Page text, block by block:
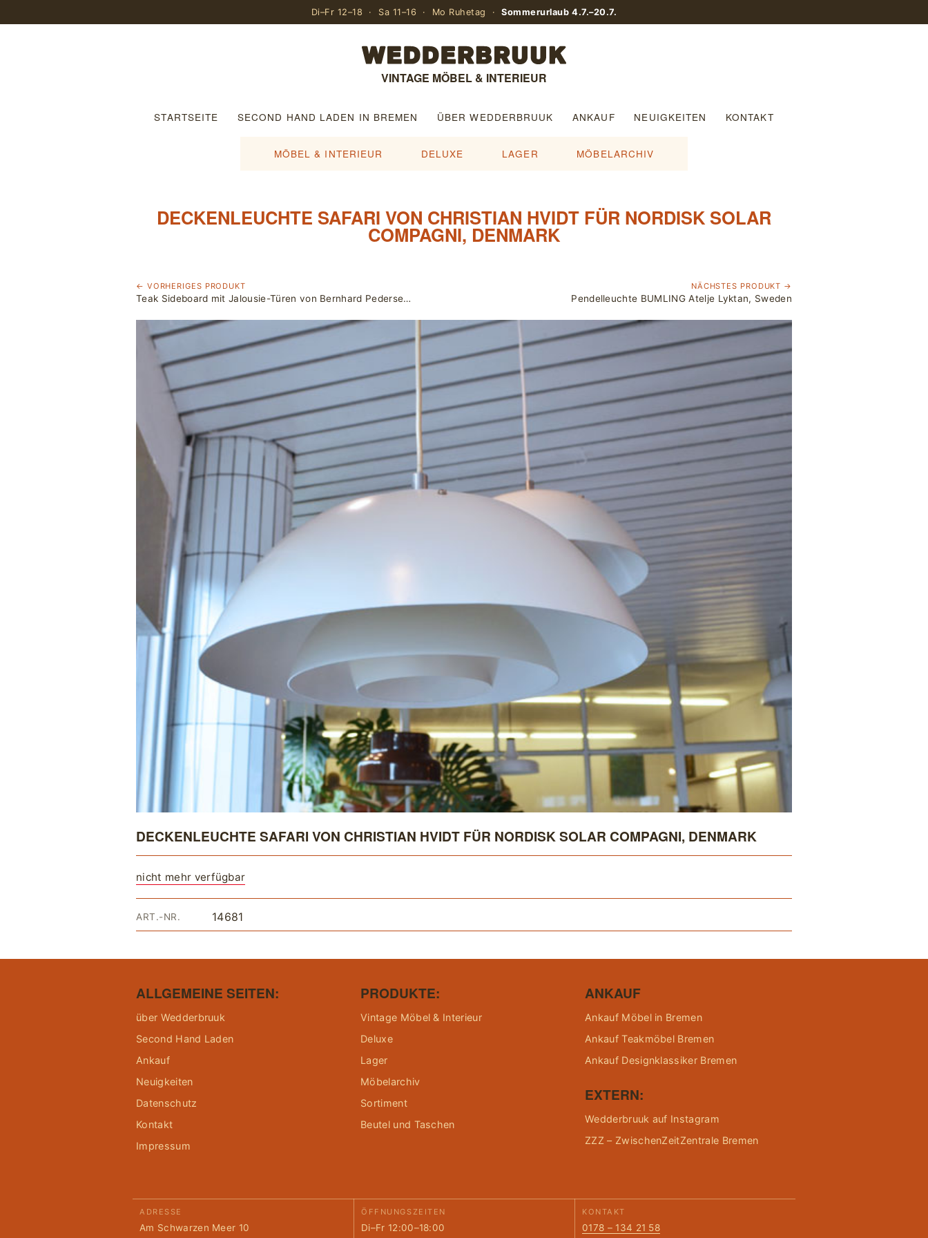
Di–Fr 12–18 · Sa 11–16 · Mo Ruhetag ·Sommerurlaub 4.7.–20.7.
VINTAGE MÖBEL & INTERIEUR
STARTSEITE SECOND HAND LADEN IN BREMEN ÜBER WEDDERBRUUK ANKAUF NEUIGKEITEN KONTAKT
MÖBEL & INTERIEUR DELUXE LAGER MÖBELARCHIV
DECKENLEUCHTE SAFARI VON CHRISTIAN HVIDT FÜR NORDISK SOLAR
COMPAGNI, DENMARK
← VORHERIGES PRODUKT
Teak Sideboard mit Jalousie-Türen von Bernhard Pedersen & Søn / Länge 210 cm
NÄCHSTES PRODUKT →
Pendelleuchte BUMLING Atelje Lyktan, Sweden
DECKENLEUCHTE SAFARI VON CHRISTIAN HVIDT FÜR NORDISK SOLAR COMPAGNI, DENMARK
nicht mehr verfügbar
ART.-NR. 14681
ALLGEMEINE SEITEN:
über Wedderbruuk
Second Hand Laden
Ankauf
Neuigkeiten
Datenschutz
Kontakt
Impressum
PRODUKTE:
Vintage Möbel & Interieur
Deluxe
Lager
Möbelarchiv
Sortiment
Beutel und Taschen
ANKAUF
Ankauf Möbel in Bremen
Ankauf Teakmöbel Bremen
Ankauf Designklassiker Bremen
EXTERN:
Wedderbruuk auf Instagram
ZZZ – ZwischenZeitZentrale Bremen
ADRESSE
Am Schwarzen Meer 10
ÖFFNUNGSZEITEN
Di–Fr 12:00–18:00
KONTAKT
0178 – 134 21 58